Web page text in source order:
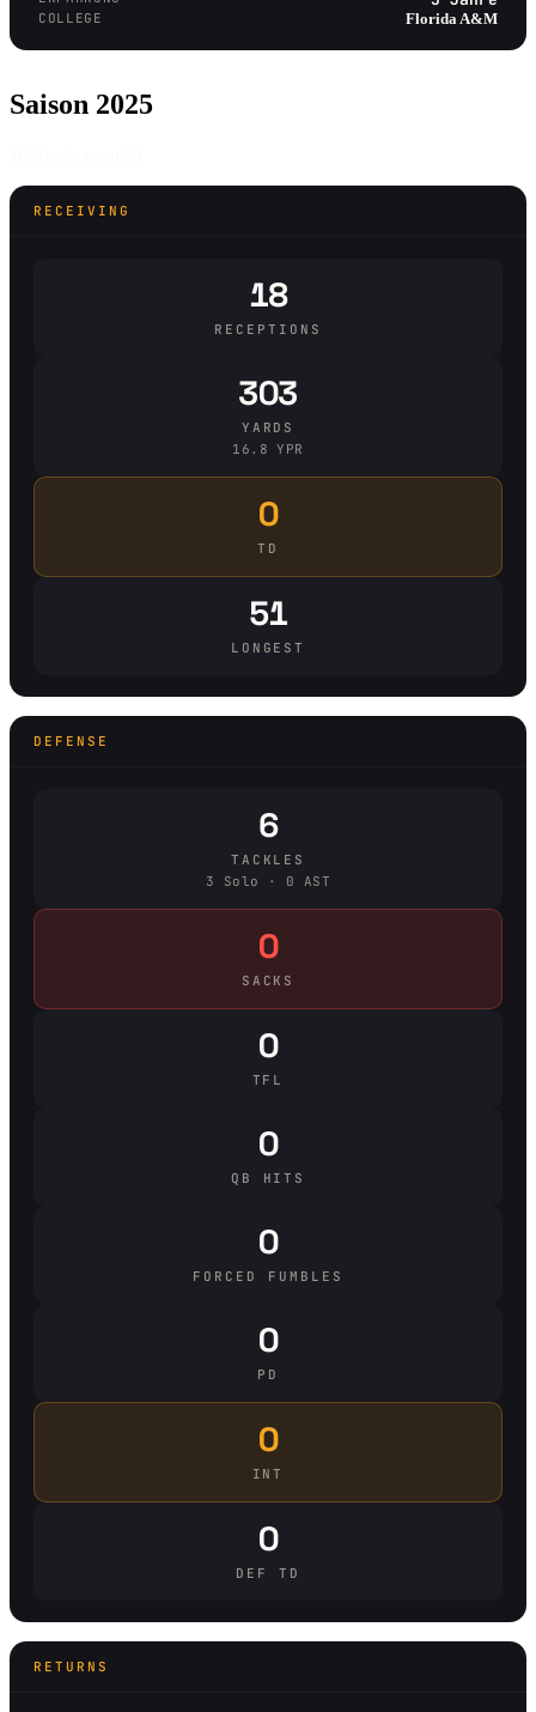
COLLEGE Florida A&M
Saison 2025
RECEIVING
18
RECEPTIONS
303
YARDS
16.8 YPR
0
TD
51
LONGEST
DEFENSE
6
TACKLES
3 Solo · 0 AST
0
SACKS
0
TFL
0
QB HITS
0
FORCED FUMBLES
0
PD
0
INT
0
DEF TD
RETURNS